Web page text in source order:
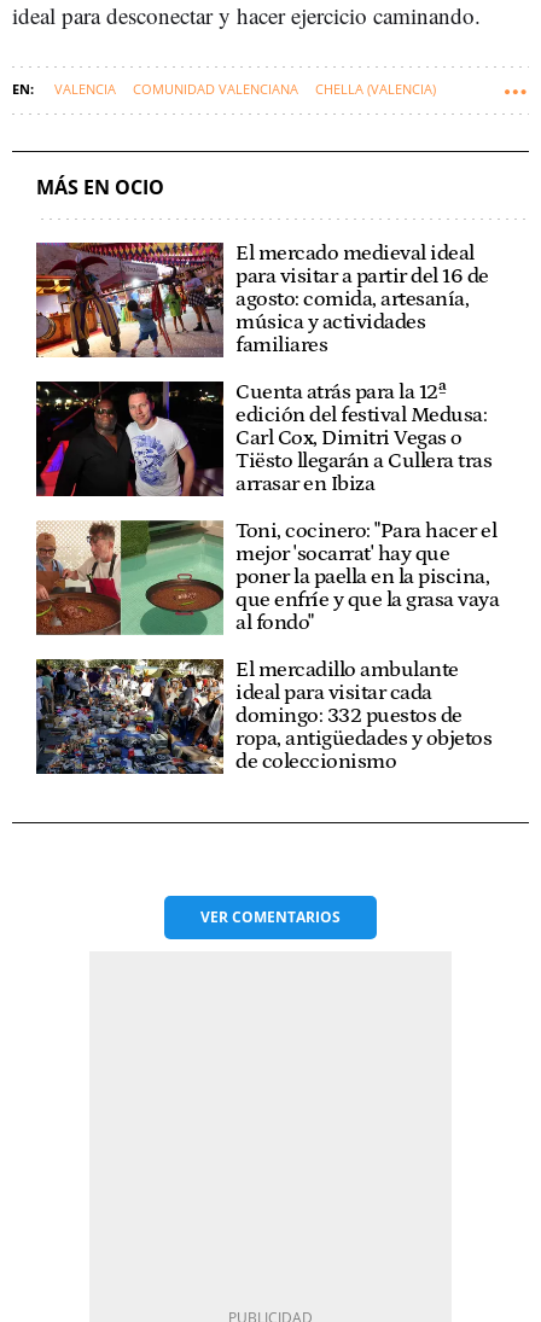
ideal para desconectar y hacer ejercicio caminando.
VALENCIA COMUNIDAD VALENCIANA CHELLA (VALENCIA)
MÁS EN OCIO
El mercado medieval ideal
para visitar a partir del 16 de
agosto: comida, artesanía,
música y actividades
familiares
Cuenta atrás para la 12ª
edición del festival Medusa:
Carl Cox, Dimitri Vegas o
Tiësto llegarán a Cullera tras
arrasar en Ibiza
Toni, cocinero: "Para hacer el
mejor 'socarrat' hay que
poner la paella en la piscina,
que enfríe y que la grasa vaya
al fondo"
El mercadillo ambulante
ideal para visitar cada
domingo: 332 puestos de
ropa, antigüedades y objetos
de coleccionismo
VERCOMENTARIOS